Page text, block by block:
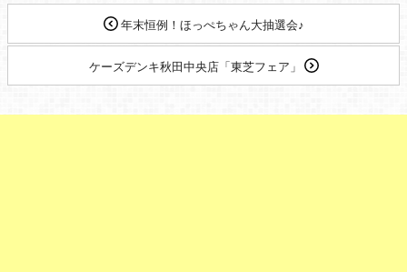
年末恒例！ほっぺちゃん大抽選会♪
ケーズデンキ秋田中央店「東芝フェア」